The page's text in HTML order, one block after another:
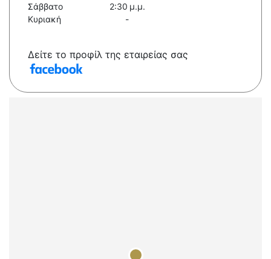
Σάββατο
2:30 μ.μ.
Κυριακή
-
Δείτε το προφίλ της εταιρείας σας